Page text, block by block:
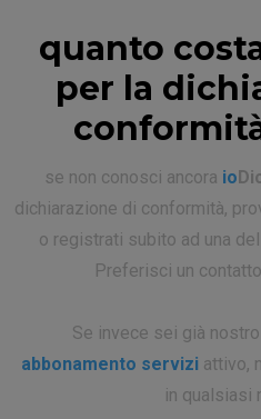
quanto
per la
se non conosci ancora io
dichiarazione di conformità,
o registrati subito ad una
Preferisci un
Se invece sei già
abbonamento servizi attivo,
in qualsiasi